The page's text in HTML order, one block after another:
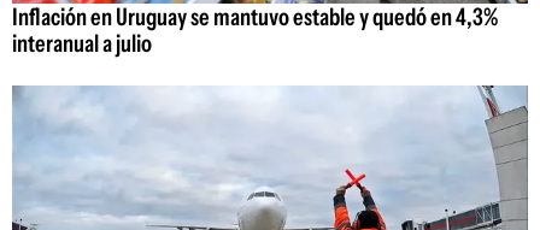
Inflación en Uruguay se mantuvo estable y quedó en 4,3%
interanual a julio